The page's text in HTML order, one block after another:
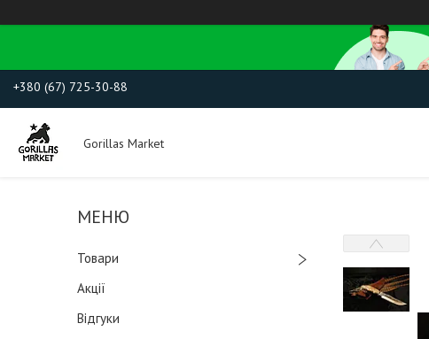
+380 (67) 725-30-88
Gorillas Market
Товари
Акції
Відгуки